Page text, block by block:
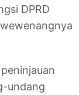
DPRD
undang